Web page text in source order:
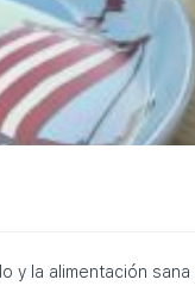
y la alimentación